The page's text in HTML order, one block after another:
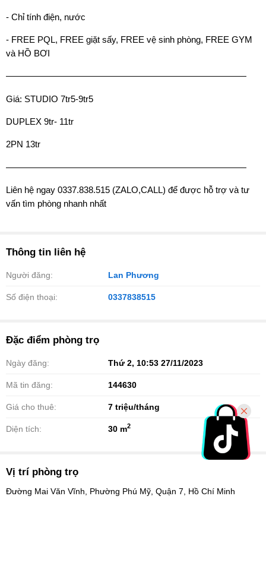
- Chỉ tính điện, nước
- FREE PQL, FREE giặt sấy, FREE vệ sinh phòng, FREE GYM
và HỒ BƠI
———————————————————————————
Giá: STUDIO 7tr5-9tr5
DUPLEX 9tr- 11tr
2PN 13tr
———————————————————————————
Liên hệ ngay 0337.838.515 (ZALO,CALL) để được hỗ trợ và tư
vấn tìm phòng nhanh nhất
Thông tin liên hệ
Người đăng: Lan Phương
Số điện thoại: 0337838515
Đặc điểm phòng trọ
Ngày đăng: Thứ 2, 10:53 27/11/2023
Mã tin đăng: 144630
Giá cho thuê: 7 triệu/tháng
Diện tích: 30 m2
Vị trí phòng trọ
Đường Mai Văn Vĩnh, Phường Phú Mỹ, Quận 7, Hồ Chí Minh